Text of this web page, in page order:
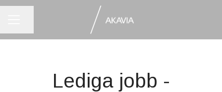
Lediga jobb -